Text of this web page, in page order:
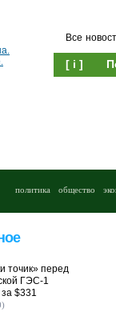
Все
[ i ]
политика общество
точик» перед
ГЭС-1
$331